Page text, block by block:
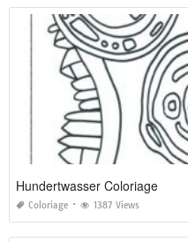
Hundertwasser Coloriage
Coloriage 1387 Views